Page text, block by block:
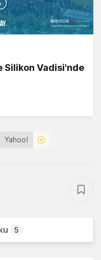
Silikon Vadisi'nde
Yahoo!
5